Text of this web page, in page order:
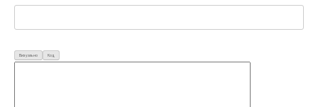
Визуально Код